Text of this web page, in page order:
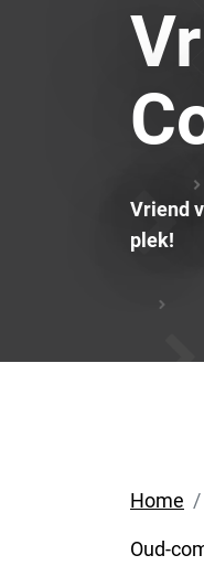
Vriend
plek!
Home
Oud-